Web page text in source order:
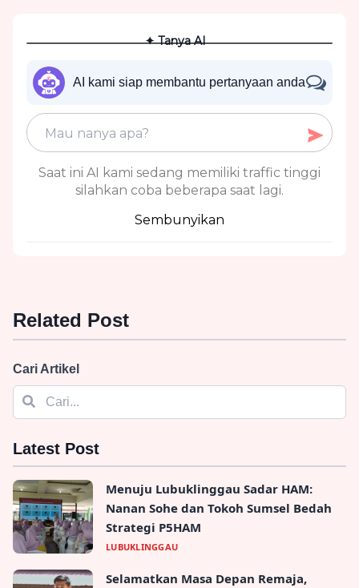
✦ Tanya AI
AI kami siap membantu pertanyaan anda
Saat ini AI kami sedang memiliki traffic tinggi
silahkan coba beberapa saat lagi.
Sembunyikan
Related Post
Cari Artikel
Latest Post
Menuju Lubuklinggau Sadar HAM:
Nanan Sohe dan Tokoh Sumsel Bedah
Strategi P5HAM
LUBUKLINGGAU
Selamatkan Masa Depan Remaja,